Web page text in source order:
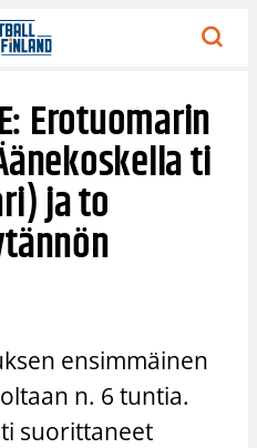
Erotuomarin
ti
ja to
ensimmäinen
n. 6 tuntia.
suorittaneet